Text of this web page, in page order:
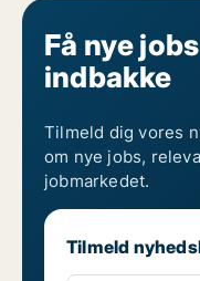
Få nye
indbakke
Tilmeld dig vores
om nye jobs,
jobmarkedet.
Tilmeld